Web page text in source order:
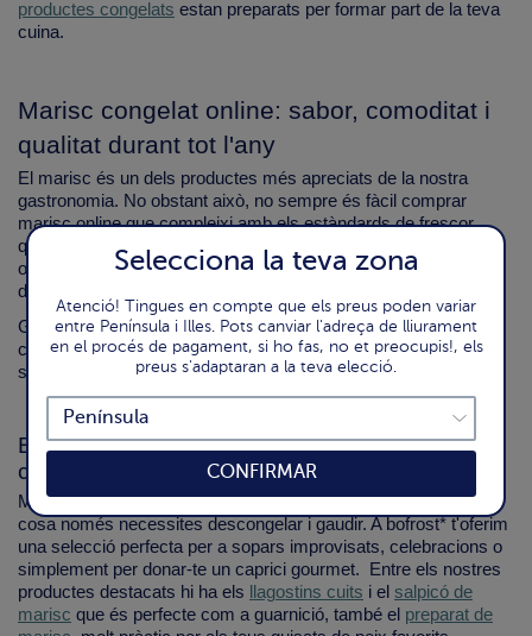
productes congelats estan preparats per formar part de la teva
cuina.
Marisc congelat online: sabor, comoditat i
qualitat durant tot l'any
El marisc és un dels productes més apreciats de la nostra
gastronomia. No obstant això, no sempre és fàcil comprar
marisc online que compleixi amb els estàndards de frescor,
qualitat i disponibilitat. Per això, el marisc congelat esdevé una
opció pràctica, accessible i saborosa per a qualsevol moment
de l'any.
Gràcies a un procés d'ultracongelació immediat després de la
captura, el marisc congelat online conserva intactes el seu
sabor, textura i valors nutricionals.
Busques una opció pràctica per servir marisc
cuit congelat sense complicacions?
Molts mariscs ja vénen cuits i llestos per consumir, per la qual
cosa només necessites descongelar i gaudir. A bofrost* t'oferim
una selecció perfecta per a sopars improvisats, celebracions o
simplement per donar-te un caprici gourmet. Entre els nostres
productes destacats hi ha els
llagostins cuits i el salpicó de
marisc que és perfecte com a guarnició, també el preparat de
Selecciona la teva zona
Atenció! Tingues en compte que els preus poden variar
entre Península i Illes. Pots canviar l'adreça de lliurament
en el procés de pagament, si ho fas, no et preocupis!, els
preus s'adaptaran a la teva elecció.
CONFIRMAR